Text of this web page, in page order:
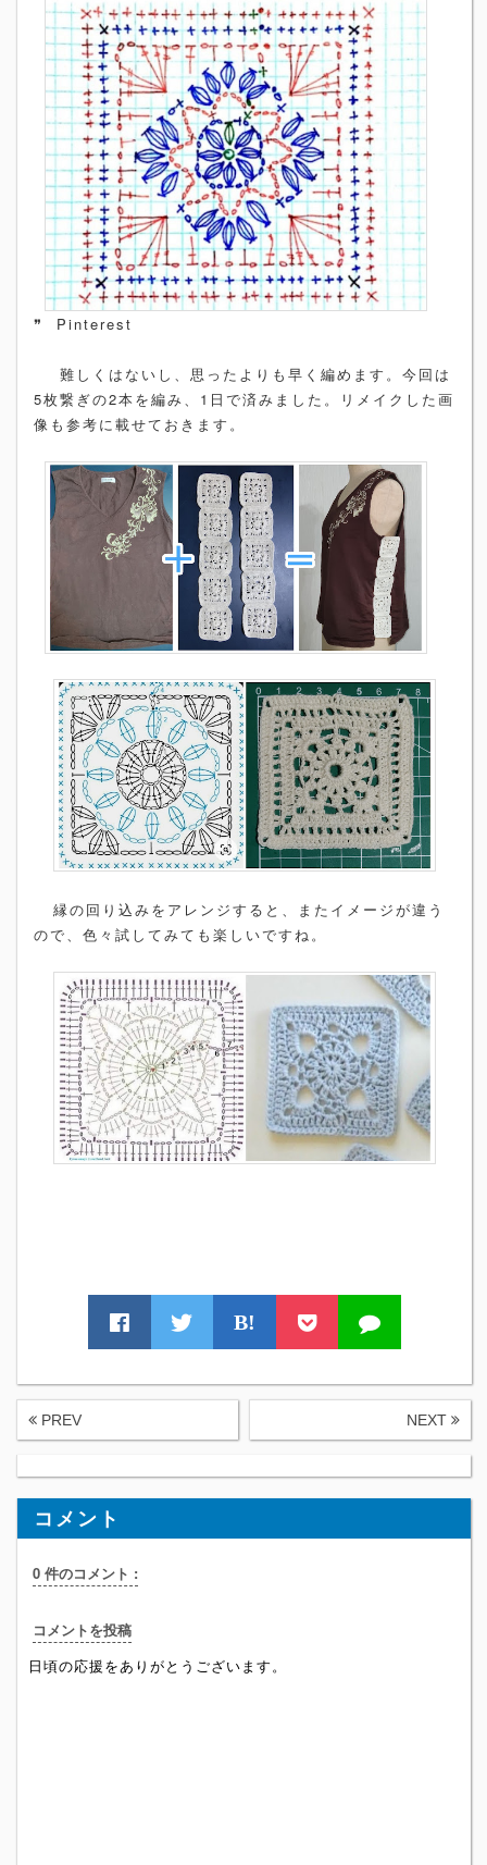
❞ Pinterest
難しくはないし、思ったよりも早く編めます。今回は
5枚繋ぎの2本を編み、1日で済みました。リメイクした画
像も参考に載せておきます。
縁の回り込みをアレンジすると、またイメージが違う
ので、色々試してみても楽しいですね。
B!
PREV NEXT
コメント
0 件のコメント :
コメントを投稿
日頃の応援をありがとうございます。